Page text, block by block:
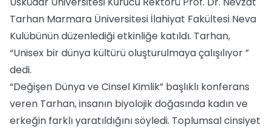
Tarhan Marmara Üniversitesi İlahiyat Fakültesi Neva
Kulübünün düzenlediği etkinliğe katıldı. Tarhan,
“Unisex bir dünya kültürü oluşturulmaya çalışılıyor ”
dedi.
“Değişen Dünya ve Cinsel Kimlik” başlıklı konferans
veren Tarhan, insanın biyolojik doğasında kadın ve
erkeğin farklı yaratıldığını söyledi. Toplumsal cinsiyet